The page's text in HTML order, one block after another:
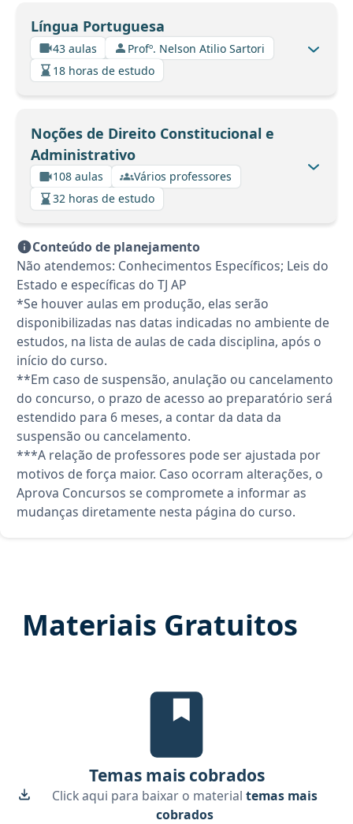
Língua Portuguesa
43 aulas
Profº. Nelson Atilio Sartori
18 horas de estudo
Noções de Direito Constitucional e
Administrativo
108 aulas
Vários professores
32 horas de estudo
Conteúdo de planejamento
Não atendemos: Conhecimentos Específicos; Leis do
Estado e específicas do TJ AP
*Se houver aulas em produção, elas serão
disponibilizadas nas datas indicadas no ambiente de
estudos, na lista de aulas de cada disciplina, após o
início do curso.
**Em caso de suspensão, anulação ou cancelamento
do concurso, o prazo de acesso ao preparatório será
estendido para 6 meses, a contar da data da
suspensão ou cancelamento.
***A relação de professores pode ser ajustada por
motivos de força maior. Caso ocorram alterações, o
Aprova Concursos se compromete a informar as
mudanças diretamente nesta página do curso.
Materiais Gratuitos
Temas mais cobrados, material
Temas mais cobrados
Click aqui para baixar o material temas mais
cobrados